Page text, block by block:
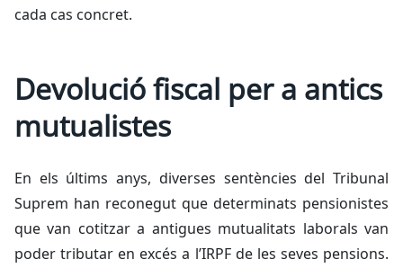
cada cas concret.
Devolució fiscal per a antics
mutualistes
En els últims anys, diverses sentències del Tribunal
Suprem han reconegut que determinats pensionistes
que van cotitzar a antigues mutualitats laborals van
poder tributar en excés a l’IRPF de les seves pensions.